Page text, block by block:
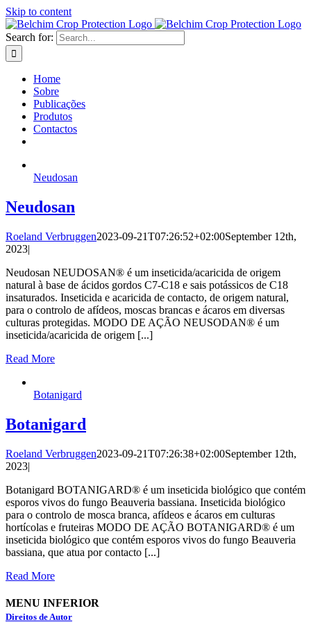
Skip to content
Search for:
Home
Sobre
Publicações
Produtos
Contactos
Neudosan
Neudosan
Roeland Verbruggen2023-09-21T07:26:52+02:00September 12th,
2023|
Neudosan NEUDOSAN® é um inseticida/acaricida de origem
natural à base de ácidos gordos C7-C18 e sais potássicos de C18
insaturados. Inseticida e acaricida de contacto, de origem natural,
para o controlo de afídeos, moscas brancas e ácaros em diversas
culturas protegidas. MODO DE AÇÃO NEUSODAN® é um
inseticida/acaricida de origem [...]
Read More
Botanigard
Botanigard
Roeland Verbruggen2023-09-21T07:26:38+02:00September 12th,
2023|
Botanigard BOTANIGARD® é um inseticida biológico que contém
esporos vivos do fungo Beauveria bassiana. Inseticida biológico
para o controlo de mosca branca, afídeos e ácaros em culturas
hortícolas e fruteiras MODO DE AÇÃO BOTANIGARD® é um
inseticida biológico que contém esporos vivos do fungo Beauveria
bassiana, que atua por contacto [...]
Read More
MENU INFERIOR
Direitos de Autor